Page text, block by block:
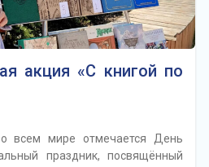
акция «С книгой по
всем мире отмечается День
праздник, посвящённый